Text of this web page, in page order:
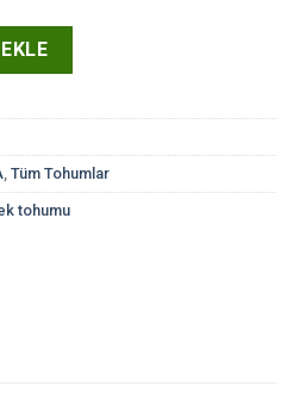
( 15 Tohum ) adet
Tüm Tohumlar
tohumu